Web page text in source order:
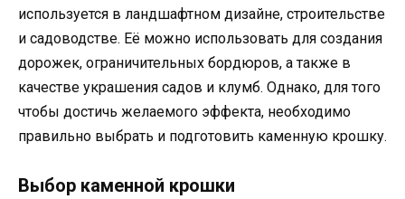
используется в ландшафтном дизайне, строительстве
и садоводстве. Её можно использовать для создания
дорожек, ограничительных бордюров, а также в
качестве украшения садов и клумб. Однако, для того
чтобы достичь желаемого эффекта, необходимо
правильно выбрать и подготовить каменную крошку.
Выбор каменной крошки